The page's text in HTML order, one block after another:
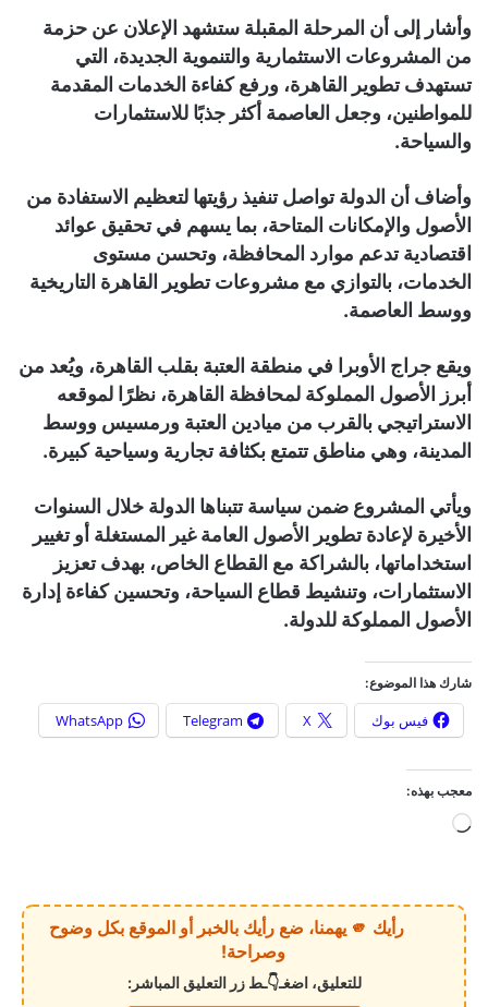
وأشار إلى أن المرحلة المقبلة ستشهد الإعلان عن حزمة
من المشروعات الاستثمارية والتنموية الجديدة، التي
تستهدف تطوير القاهرة، ورفع كفاءة الخدمات المقدمة
للمواطنين، وجعل العاصمة أكثر جذبًا للاستثمارات
والسياحة.
وأضاف أن الدولة تواصل تنفيذ رؤيتها لتعظيم الاستفادة من
الأصول والإمكانات المتاحة، بما يسهم في تحقيق عوائد
اقتصادية تدعم موارد المحافظة، وتحسن مستوى
الخدمات، بالتوازي مع مشروعات تطوير القاهرة التاريخية
ووسط العاصمة.
ويقع جراج الأوبرا في منطقة العتبة بقلب القاهرة، ويُعد من
أبرز الأصول المملوكة لمحافظة القاهرة، نظرًا لموقعه
الاستراتيجي بالقرب من ميادين العتبة ورمسيس ووسط
المدينة، وهي مناطق تتمتع بكثافة تجارية وسياحية كبيرة.
ويأتي المشروع ضمن سياسة تتبناها الدولة خلال السنوات
الأخيرة لإعادة تطوير الأصول العامة غير المستغلة أو تغيير
استخداماتها، بالشراكة مع القطاع الخاص، بهدف تعزيز
الاستثمارات، وتنشيط قطاع السياحة، وتحسين كفاءة إدارة
الأصول المملوكة للدولة.
شارك هذا الموضوع:
فيس بوك X
Telegram
WhatsApp
معجب بهذه:
ي
رأيك 🫵 يهمنا، ضع رأيك بالخبر أو الموقع بكل وضوح
وصراحة!
للتعليق، اضغـ👇ـط زر التعليق المباشر: